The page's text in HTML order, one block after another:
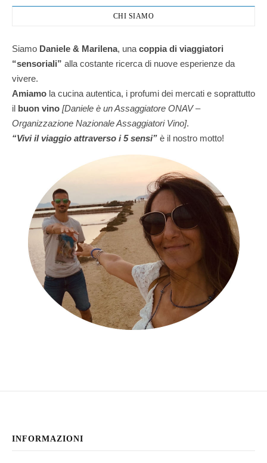
CHI SIAMO
Siamo Daniele & Marilena, una coppia di viaggiatori
“sensoriali” alla costante ricerca di nuove esperienze da
vivere.
Amiamo la cucina autentica, i profumi dei mercati e soprattutto
il buon vino [Daniele è un Assaggiatore ONAV –
Organizzazione Nazionale Assaggiatori Vino].
“Vivi il viaggio attraverso i 5 sensi” è il nostro motto!
INFORMAZIONI